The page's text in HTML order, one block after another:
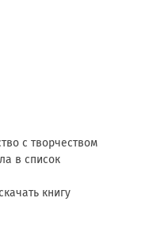
с творчеством
в список
книгу